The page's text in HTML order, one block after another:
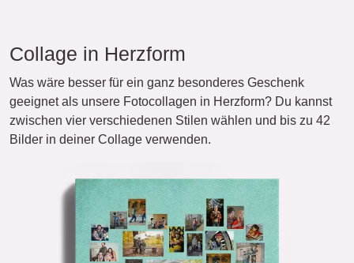
Collage in Herzform
Was wäre besser für ein ganz besonderes Geschenk
geeignet als unsere Fotocollagen in Herzform? Du kannst
zwischen vier verschiedenen Stilen wählen und bis zu 42
Bilder in deiner Collage verwenden.